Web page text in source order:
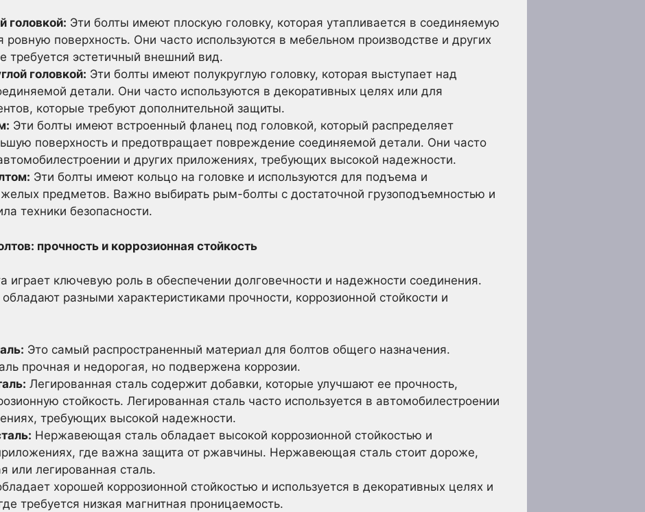
головкой: Эти болты имеют плоскую головку, которая утапливается в соединяемую
ровную поверхность. Они часто используются в мебельном производстве и других
требуется эстетичный внешний вид.
головкой: Эти болты имеют полукруглую головку, которая выступает над
детали. Они часто используются в декоративных целях или для
которые требуют дополнительной защиты.
Эти болты имеют встроенный фланец под головкой, который распределяет
поверхность и предотвращает повреждение соединяемой детали. Они часто
и других приложениях, требующих высокой надежности.
Эти болты имеют кольцо на головке и используются для подъема и
предметов. Важно выбирать рым-болты с достаточной грузоподъемностью и
техники безопасности.
прочность и коррозионная стойкость
играет ключевую роль в обеспечении долговечности и надежности соединения.
разными характеристиками прочности, коррозионной стойкости и
Это самый распространенный материал для болтов общего назначения.
прочная и недорогая, но подвержена коррозии.
Легированная сталь содержит добавки, которые улучшают ее прочность,
стойкость. Легированная сталь часто используется в автомобилестроении
требующих высокой надежности.
Нержавеющая сталь обладает высокой коррозионной стойкостью и
где важна защита от ржавчины. Нержавеющая сталь стоит дороже,
или легированная сталь.
хорошей коррозионной стойкостью и используется в декоративных целях и
требуется низкая магнитная проницаемость.